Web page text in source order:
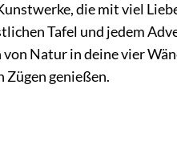
die mit viel
Tafel und jedem
Natur in deine vier
Zügen genießen.